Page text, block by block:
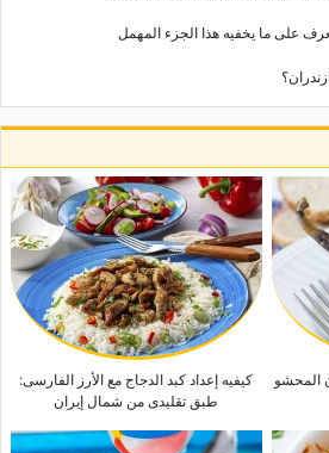
على ما یخفیه هذا الجزء المهمل
طعام شهی ومغذٍ یمنحک الدفء والراحه
مکرونه الباذنجان المشوی
طبق فارسی شهی وأنیق
المحشو
کیفیه إعداد کبد الدجاج مع الأرز الفارسی:
طبق تقلیدی من شمال إیران